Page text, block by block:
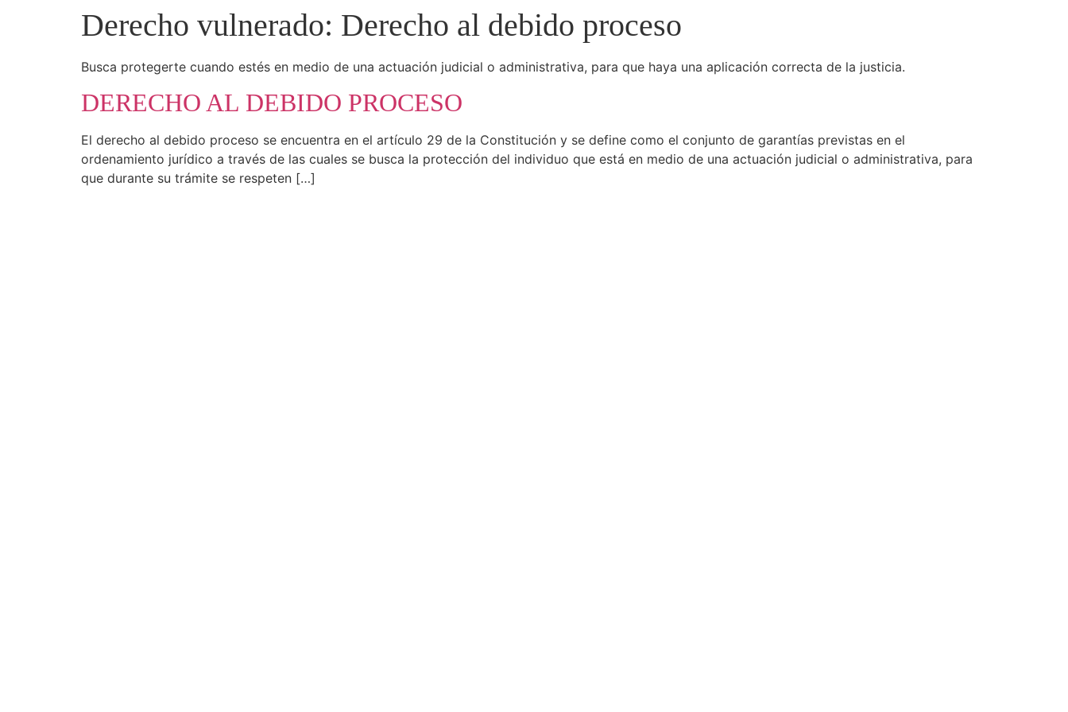
Derecho vulnerado: Derecho al debido proceso
Busca protegerte cuando estés en medio de una actuación judicial o administrativa, para que haya una aplicación correcta de la justicia.
DERECHO AL DEBIDO PROCESO
El derecho al debido proceso se encuentra en el artículo 29 de la Constitución y se define como el conjunto de garantías previstas en el
ordenamiento jurídico a través de las cuales se busca la protección del individuo que está en medio de una actuación judicial o administrativa, para
que durante su trámite se respeten […]